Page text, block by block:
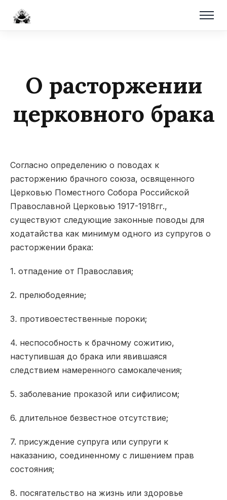
О расторжении
церковного брака
Согласно определению о поводах к
расторжению брачного союза, освященного
Церковью Поместного Собора Российской
Православной Церковью 1917-1918гг.,
существуют следующие законные поводы для
ходатайства как минимум одного из супругов о
расторжении брака:
1. отпадение от Православия;
2. прелюбодеяние;
3. противоестественные пороки;
4. неспособность к брачному сожитию,
наступившая до брака или явившаяся
следствием намеренного самокалечения;
5. заболевание проказой или сифилисом;
6. длительное безвестное отсутствие;
7. присуждение супруга или супруги к
наказанию, соединенному с лишением прав
состояния;
8. посягательство на жизнь или здоровье